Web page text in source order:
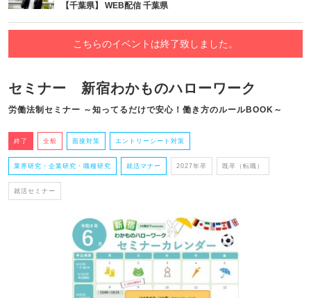
【千葉県】 WEB配信 千葉県
こちらのイベントは終了致しました。
セミナー 新宿わかものハローワーク
労働法制セミナー ～知ってるだけで安心！働き方のルールBOOK～
終了 全般 面接対策 エントリーシート対策
業界研究・企業研究・職種研究 就活マナー 2027年卒 既卒（転職）
就活セミナー